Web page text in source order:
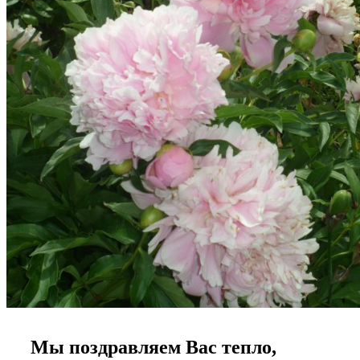
Мы поздравляем Вас тепло,